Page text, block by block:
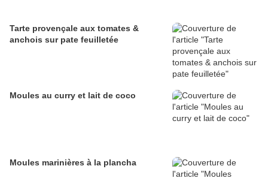
Tarte provençale aux tomates &
anchois sur pate feuilletée
Moules au curry et lait de coco
Moules marinières à la plancha